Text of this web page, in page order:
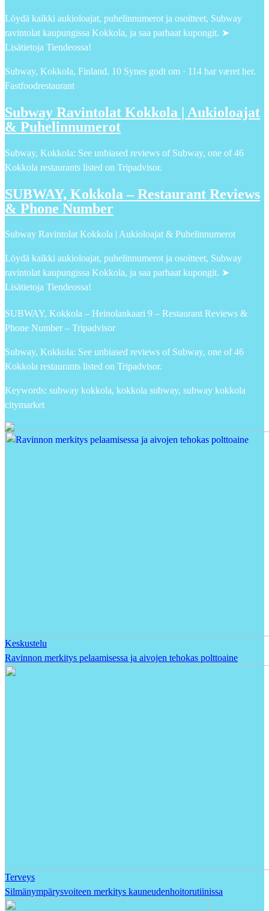
Löydä kaikki aukioloajat, puhelinnumerot ja osoitteet, Subway
ravintolat kaupungissa Kokkola, ja saa parhaat kupongit. ➤
Lisätietoja Tiendeossa!
Subway, Kokkola, Finland. 10 Synes godt om · 114 har været her.
Fastfoodrestaurant
Subway Ravintolat Kokkola | Aukioloajat
& Puhelinnumerot
Subway, Kokkola: See unbiased reviews of Subway, one of 46
Kokkola restaurants listed on Tripadvisor.
SUBWAY, Kokkola – Restaurant Reviews
& Phone Number
Subway Ravintolat Kokkola | Aukioloajat & Puhelinnumerot
Löydä kaikki aukioloajat, puhelinnumerot ja osoitteet, Subway
ravintolat kaupungissa Kokkola, ja saa parhaat kupongit. ➤
Lisätietoja Tiendeossa!
SUBWAY, Kokkola – Heinolankaari 9 – Restaurant Reviews &
Phone Number – Tripadvisor
Subway, Kokkola: See unbiased reviews of Subway, one of 46
Kokkola restaurants listed on Tripadvisor.
Keywords: subway kokkola, kokkola subway, subway kokkola
citymarket
Keskustelu
Ravinnon merkitys pelaamisessa ja aivojen tehokas polttoaine
Terveys
Silmänympärysvoiteen merkitys kauneudenhoitorutiinissa